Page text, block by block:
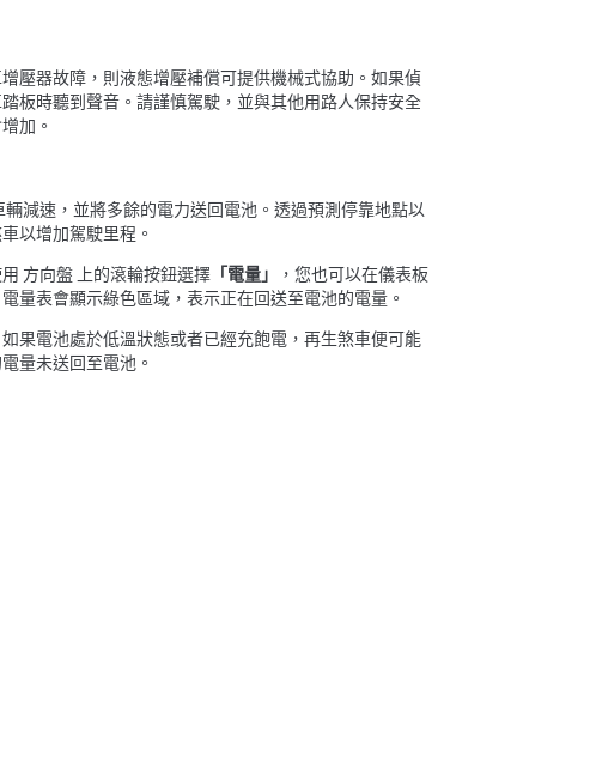
壓器故障，則液態增壓補償可提供機械式協助。如果偵
板時聽到聲音。請謹慎駕駛，並與其他用路人保持安全
加。
減速，並將多餘的電力送回電池。透過預測停靠地點以
以增加駕駛里程。
方向盤 上的滾輪按鈕選擇 「電量」
，您也可以在儀表板
量表會顯示綠色區域，表示正在回送至電池的電量。
果電池處於低溫狀態或者已經充飽電，再生煞車便可能
量未送回至電池。